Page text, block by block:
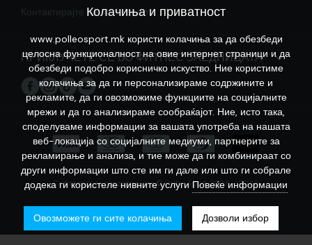
Контактирајте нѐ по е-пошта
ПРИКЛУЧЕТЕ СЕ ВО ФИТНЕС ЗАЕДНИЦАТА
Софтверот за продавницата © Polleo Sport 2008 - 2026
Колачиња и приватност
www.polleosport.mk користи колачиња за да обезбеди
целосна функционалност на овие интернет страници и да
обезбеди подобро корисничко искуство. Ние користиме
колачиња за да ги персонализираме содржините и
рекламите, да ги овозможиме функциите на социјалните
мрежи и да го анализираме сообраќајот. Ние, исто така,
споделуваме информации за вашата употреба на нашата
веб-локација со социјалните медиуми, партнерите за
рекламирање и анализа, и тие може да ги комбинираат со
други информации што сте им ги дале или што ги собрале
додека ги користеле нивните услугиПовеќе информации
Овозможете ги сите колачиња Дозволи избор